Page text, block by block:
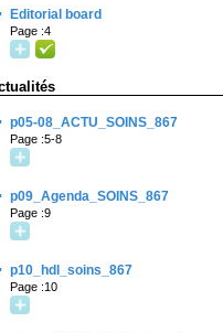
Editorial board
Page :4
p05-08_ACTU_SOINS_867
Page :5-8
p09_Agenda_SOINS_867
Page :9
p10_hdl_soins_867
Page :10